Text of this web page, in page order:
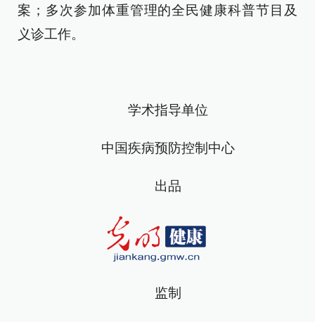
案；多次参加体重管理的全民健康科普节目及
义诊工作。
学术指导单位
中国疾病预防控制中心
出品
监制